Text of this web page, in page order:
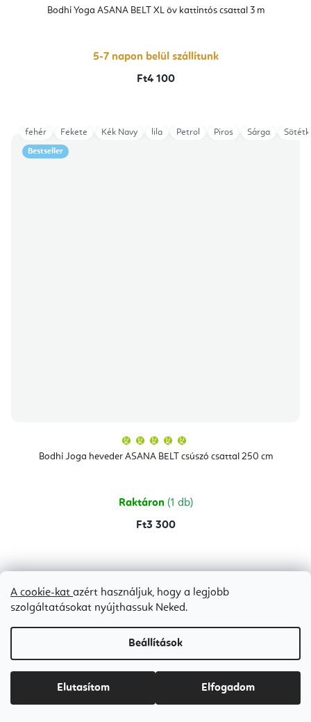
A cookie-kat azért használjuk, hogy a legjobb
szolgáltatásokat nyújthassuk Neked.
Beállítások
Elutasítom Elfogadom
Bodhi Yoga ASANA BELT XL öv kattintós csattal 3 m
5-7 napon belül szállítunk
Ft4 100
Bestseller
Bodhi Joga heveder ASANA BELT csúszó csattal 250 cm
átlagos
értékelése
csillag.
Raktáron (1 db)
Ft3 300
fehér Fekete Kék Navy lila Petrol Piros Sárga